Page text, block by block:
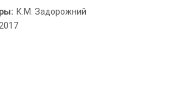
К.М. Задорожний
2017